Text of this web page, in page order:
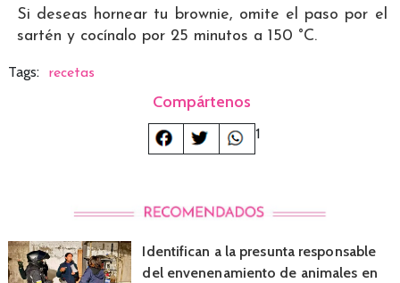
Si deseas hornear tu brownie, omite el paso por el
sartén y cocínalo por 25 minutos a 150 °C.
Tags: recetas
Compártenos
1
Identifican a la presunta responsable
del envenenamiento de animales en